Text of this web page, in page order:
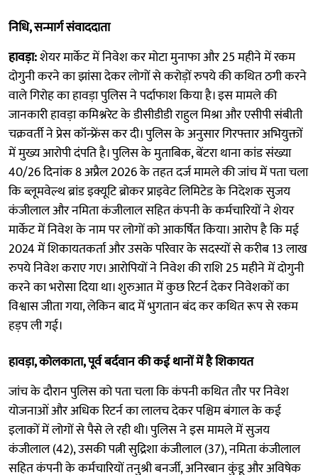
निधि, सन्मार्ग संवाददाता
हावड़ा:शेयर मार्केट में निवेश कर मोटा मुनाफा और 25 महीने में रकम
दोगुनी करने का झांसा देकर लोगों से करोड़ों रुपये की कथित ठगी करने
वाले गिरोह का हावड़ा पुलिस ने पर्दाफाश किया है। इस मामले की
जानकारी हावड़ा कमिश्नरेट के डीसीडीडी राहुल मिश्रा और एसीपी संबीती
चक्रवर्ती ने प्रेस कॉन्फ्रेंस कर दी। पुलिस के अनुसार गिरफ्तार अभियुक्तों
में मुख्य आरोपी दंपति है। पुलिस के मुताबिक, बेंटरा थाना कांड संख्या
40/26 दिनांक 8 अप्रैल 2026 के तहत दर्ज मामले की जांच में पता चला
कि ब्लूमवेल्थ ब्रांड इक्यूटि ब्रोकर प्राइवेट लिमिटेड के निदेशक सुजय
कंजीलाल और नमिता कंजीलाल सहित कंपनी के कर्मचारियों ने शेयर
मार्केट में निवेश के नाम पर लोगों को आकर्षित किया। आरोप है कि मई
2024 में शिकायतकर्ता और उसके परिवार के सदस्यों से करीब 13 लाख
रुपये निवेश कराए गए। आरोपियों ने निवेश की राशि 25 महीने में दोगुनी
करने का भरोसा दिया था। शुरुआत में कुछ रिटर्न देकर निवेशकों का
विश्वास जीता गया, लेकिन बाद में भुगतान बंद कर कथित रूप से रकम
हड़प ली गई।
हावड़ा, कोलकाता, पूर्व बर्दवान की कई थानों में है शिकायत
जांच के दौरान पुलिस को पता चला कि कंपनी कथित तौर पर निवेश
योजनाओं और अधिक रिटर्न का लालच देकर पश्चिम बंगाल के कई
इलाकों में लोगों से पैसे ले रही थी। पुलिस ने इस मामले में सुजय
कंजीलाल (42), उसकी पत्नी सुद्रिशा कंजीलाल (37), नमिता कंजीलाल
सहित कंपनी के कर्मचारियों तनुश्री बनर्जी, अनिरबान कुंडू और अविषेक